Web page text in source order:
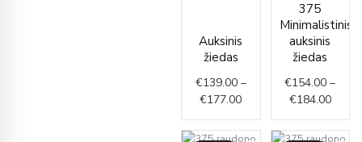
Auksinis
žiedas
€139.00 –
€177.00
through
€177.00
375
Minimalistinis
auksinis
žiedas
€154.00 –
€184.00